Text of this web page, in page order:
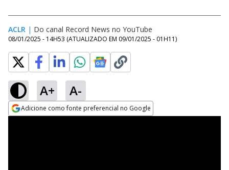
ACLR | Do canal Record News no YouTube
08/01/2025 - 14H53 (ATUALIZADO EM 09/01/2025 - 01H11)
A+ A-
Adicione como fonte preferencial no Google